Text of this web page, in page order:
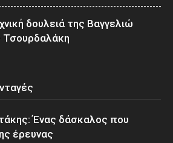
δουλειά της Βαγγελιώ
Τσουρδαλάκη
Ένας δάσκαλος που
έρευνας